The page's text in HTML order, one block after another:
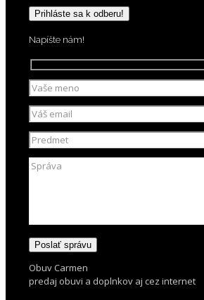
Napíšte nám!
Obuv Carmen
predaj obuvi a doplnkov aj cez internet